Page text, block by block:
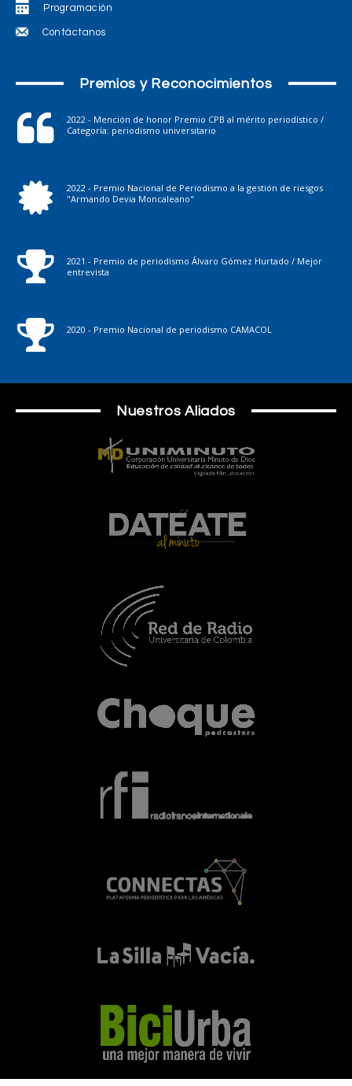
Programación
Contáctanos
Premios y Reconocimientos
2022 - Mención de honor Premio CPB al mérito periodístico /
Categoría: periodismo universitario
2022 - Premio Nacional de Periodismo a la gestión de riesgos
"Armando Devia Moncaleano"
2021 - Premio de periodismo Álvaro Gómez Hurtado / Mejor
entrevista
2020 - Premio Nacional de periodismo CAMACOL
Nuestros Aliados